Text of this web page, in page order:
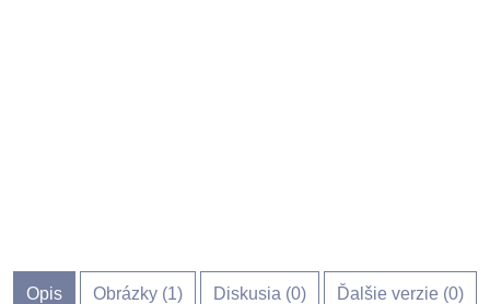
Opis Obrázky (1) Diskusia (0) Ďalšie verzie (0)